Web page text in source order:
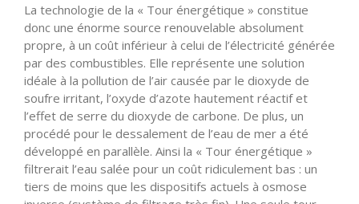
La technologie de la « Tour énergétique » constitue
donc une énorme source renouvelable absolument
propre, à un coût inférieur à celui de l’électricité générée
par des combustibles. Elle représente une solution
idéale à la pollution de l’air causée par le dioxyde de
soufre irritant, l’oxyde d’azote hautement réactif et
l’effet de serre du dioxyde de carbone. De plus, un
procédé pour le dessalement de l’eau de mer a été
développé en parallèle. Ainsi la « Tour énergétique »
filtrerait l’eau salée pour un coût ridiculement bas : un
tiers de moins que les dispositifs actuels à osmose